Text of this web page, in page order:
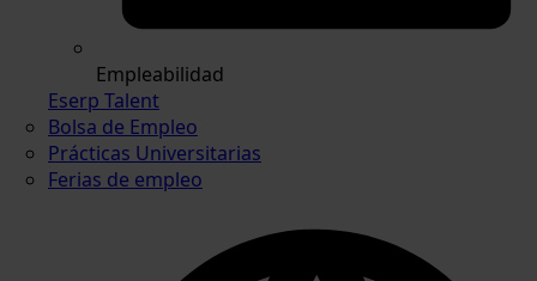
Empleabilidad
Eserp Talent
Bolsa de Empleo
Prácticas Universitarias
Ferias de empleo